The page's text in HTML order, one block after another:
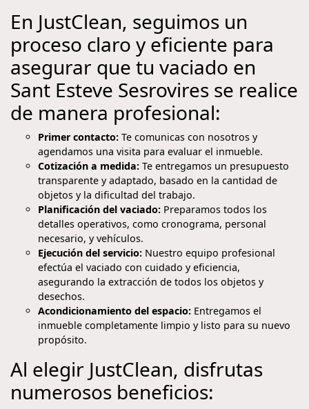
En JustClean, seguimos un
proceso claro y eficiente para
asegurar que tu vaciado en
Sant Esteve Sesrovires se realice
de manera profesional:
Primer contacto: Te comunicas con nosotros y
agendamos una visita para evaluar el inmueble.
Cotización a medida: Te entregamos un presupuesto
transparente y adaptado, basado en la cantidad de
objetos y la dificultad del trabajo.
Planificación del vaciado: Preparamos todos los
detalles operativos, como cronograma, personal
necesario, y vehículos.
Ejecución del servicio: Nuestro equipo profesional
efectúa el vaciado con cuidado y eficiencia,
asegurando la extracción de todos los objetos y
desechos.
Acondicionamiento del espacio: Entregamos el
inmueble completamente limpio y listo para su nuevo
propósito.
Al elegir JustClean, disfrutas
numerosos beneficios: